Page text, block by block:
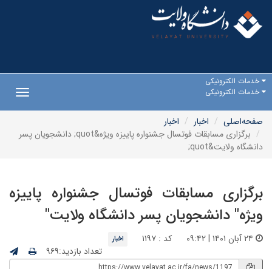
خدمات الکترونیکی
خدمات الکترونیکی
صفحه‌اصلی
اخبار
اخبار
برگزاری مسابقات فوتسال جشنواره پاییزه ویژه&quot; دانشجویان پسر
دانشگاه ولایت&quot;
برگزاری مسابقات فوتسال جشنواره پاییزه
ویژه" دانشجویان پسر دانشگاه ولایت"
کد : ۱۱۹۷ اخبار
تعداد بازدید:۹۶۹